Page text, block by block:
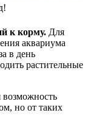
к корму. Для
аквариума
в день
растительные
возможность
но от таких